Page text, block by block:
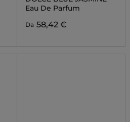
Eau De Parfum
Da 58,42 €